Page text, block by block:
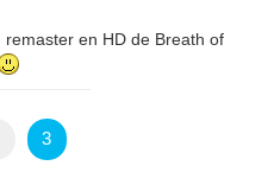
en HD de Breath of
3